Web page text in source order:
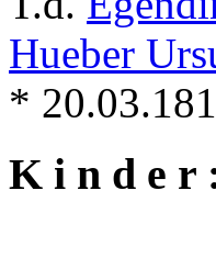
Hueber
*
K i n d e r